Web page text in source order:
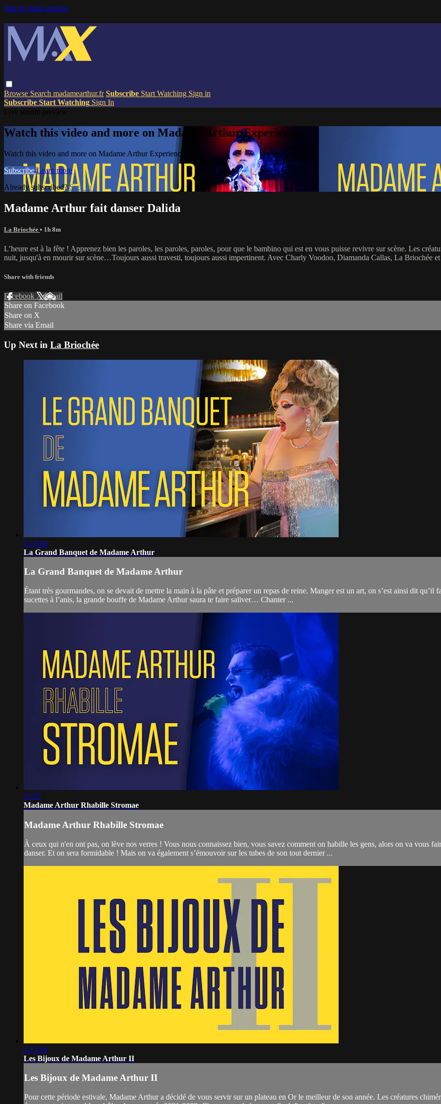
Skip to main content
Browse Search madamearthur.fr Subscribe Start Watching Sign in
Subscribe Start Watching Sign In
Watch this video and more on Madame Arthur Experience
Watch this video and more on Madame Arthur Experience
Subscribe Learn more
Already subscribed?Sign in
Madame Arthur fait danser Dalida
La Briochée • 1h 8m
L’heure est à la fête ! Apprenez bien les paroles, les paroles, paroles, pour que le bambino qui est en vous puisse revivre sur scène. Les
nuit, jusqu'à en mourir sur scène…Toujours aussi travesti, toujours aussi impertinent. Avec Charly Voodoo, Diamanda Callas, La Briochée
Share with friends
Facebook XEmail
Share on Facebook
Share on X
Share via Email
Up Next in La Briochée
1:13:04
La Grand Banquet de Madame Arthur
La Grand Banquet de Madame Arthur
Étant très gourmandes, on se devait de mettre la main à la pâte et préparer un repas de reine. Manger est un art, on s’est ainsi dit
sucettes à l’anis, la grande bouffe de Madame Arthur saura te faire saliver… Chanter ...
57:27
Madame Arthur Rhabille Stromae
Madame Arthur Rhabille Stromae
À ceux qui n'en ont pas, on lève nos verres ! Vous nous connaissez bien, vous savez comment on habille les gens, alors on va vous
danser. Et on sera formidable ! Mais on va également s’émouvoir sur les tubes de son tout dernier ...
1:13:24
Les Bijoux de Madame Arthur II
Les Bijoux de Madame Arthur II
Pour cette période estivale, Madame Arthur a décidé de vous servir sur un plateau en Or le meilleur de son année. Les créatures